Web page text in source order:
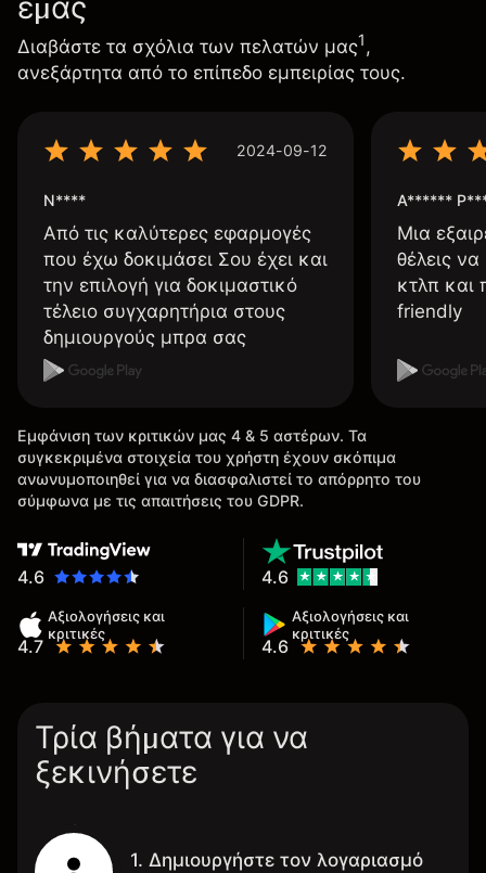
εμάς
Διαβάστε τα σχόλια των πελατών μας1,
ανεξάρτητα από το επίπεδο εμπειρίας τους.
2024-09-12
N****
Από τις καλύτερες εφαρμογές
που έχω δοκιμάσει Σου έχει και
την επιλογή για δοκιμαστικό
τέλειο συγχαρητήρια στους
δημιουργούς μπρα σας
A******
Μια
θέλεις
κτλπ και
friendly
Εμφάνιση των κριτικών μας 4 & 5 αστέρων. Τα
συγκεκριμένα στοιχεία του χρήστη έχουν σκόπιμα
ανωνυμοποιηθεί για να διασφαλιστεί το απόρρητο του
σύμφωνα με τις απαιτήσεις του GDPR.
4.6
Αξιολογήσεις και
κριτικές
4.7
Αξιολογήσεις και
κριτικές
4.6
4.6
Τρία βήματα για να
ξεκινήσετε
1. Δημιουργήστε τον λογαριασμό